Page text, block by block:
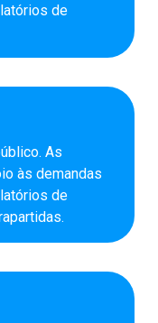
de
As
às demandas
de